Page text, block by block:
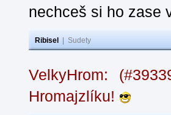
nechceš si ho zase
Ribisel Sudety
VelkyHrom:
Hromajzlíku!